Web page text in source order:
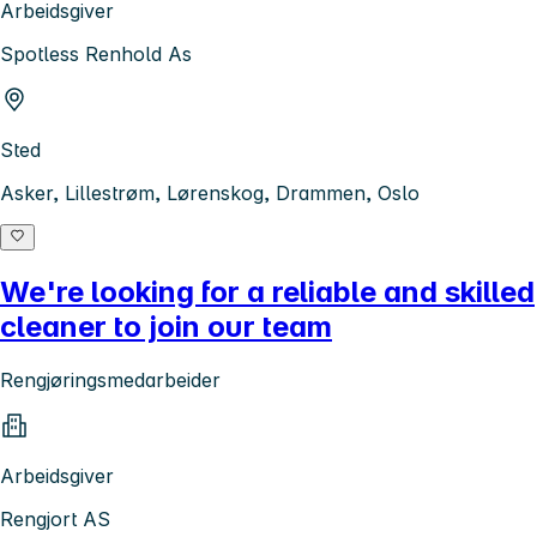
Arbeidsgiver
Spotless Renhold As
Sted
Asker, Lillestrøm, Lørenskog, Drammen, Oslo
We're looking for a reliable and skilled
cleaner to join our team
Rengjøringsmedarbeider
Arbeidsgiver
Rengjort AS